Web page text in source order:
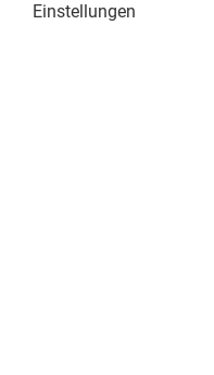
Einstellungen